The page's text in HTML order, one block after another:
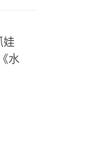
娃
水